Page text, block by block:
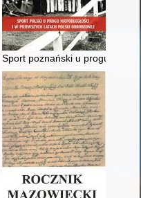
Sport poznański u progu